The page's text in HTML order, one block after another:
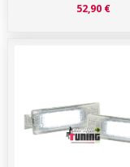
52,90 €